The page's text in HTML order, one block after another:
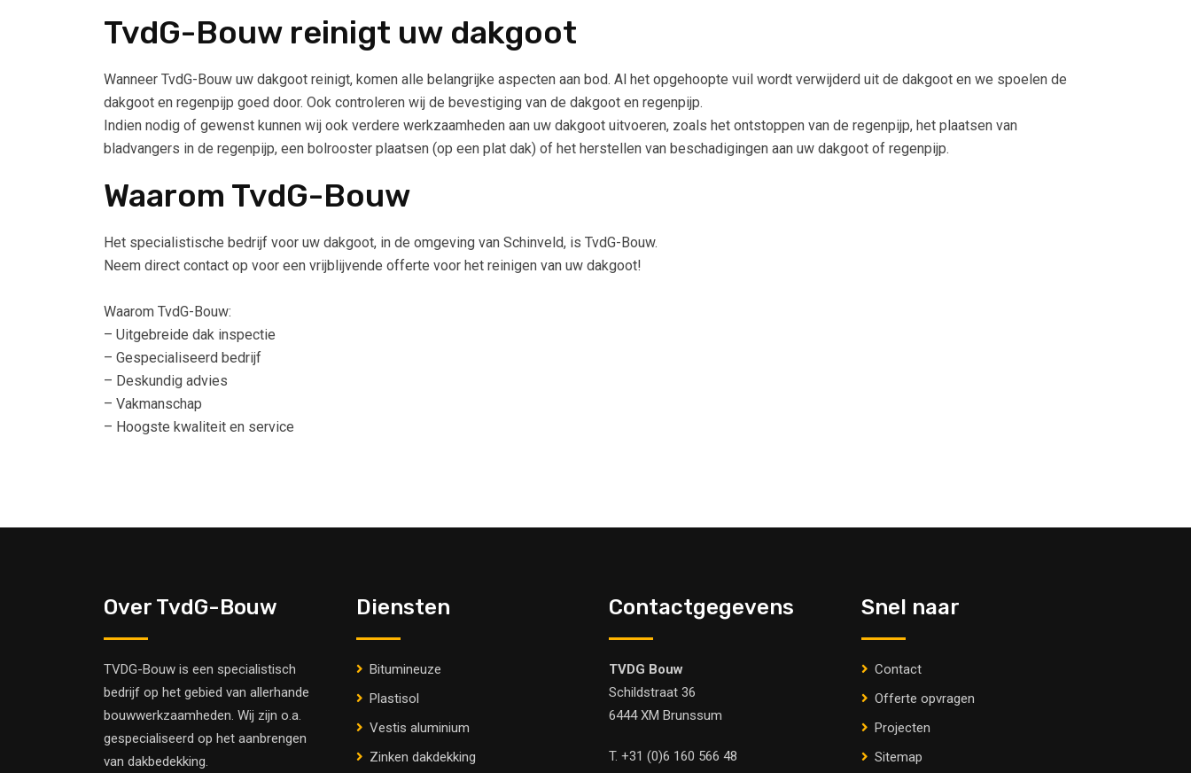
TvdG-Bouw reinigt uw dakgoot
Wanneer TvdG-Bouw uw dakgoot reinigt, komen alle belangrijke aspecten aan bod. Al het opgehoopte vuil wordt verwijderd uit de dakgoot en we spoelen de
dakgoot en regenpijp goed door. Ook controleren wij de bevestiging van de dakgoot en regenpijp.
Indien nodig of gewenst kunnen wij ook verdere werkzaamheden aan uw dakgoot uitvoeren, zoals het ontstoppen van de regenpijp, het plaatsen van
bladvangers in de regenpijp, een bolrooster plaatsen (op een plat dak) of het herstellen van beschadigingen aan uw dakgoot of regenpijp.
Waarom TvdG-Bouw
Het specialistische bedrijf voor uw dakgoot, in de omgeving van Schinveld, is TvdG-Bouw.
Neem direct contact op voor een vrijblijvende offerte voor het reinigen van uw dakgoot!
Waarom TvdG-Bouw:
– Uitgebreide dak inspectie
– Gespecialiseerd bedrijf
– Deskundig advies
– Vakmanschap
– Hoogste kwaliteit en service
Over TvdG-Bouw
TVDG-Bouw is een specialistisch
bedrijf op het gebied van allerhande
bouwwerkzaamheden. Wij zijn o.a.
gespecialiseerd op het aanbrengen
van dakbedekking.
Diensten
Bitumineuze
Plastisol
Vestis aluminium
Zinken dakdekking
Contactgegevens
TVDG Bouw
Schildstraat 36
6444 XM Brunssum
T. +31 (0)6 160 566 48
Snel naar
Contact
Offerte opvragen
Projecten
Sitemap